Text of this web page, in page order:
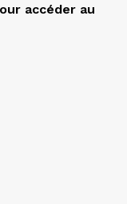
accéder au